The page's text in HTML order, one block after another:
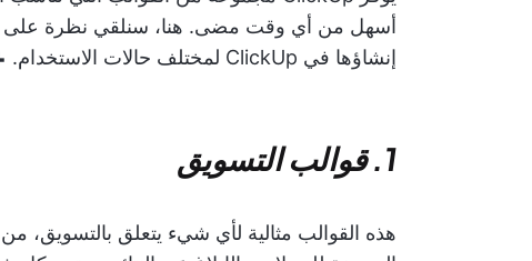
أسهل من أي وقت مضى. هنا، سنلقي نظرة على
إنشاؤها في ClickUp لمختلف حالات الاستخدام. 📝
1. قوالب التسويق
هذه القوالب مثالية لأي شيء يتعلق بالتسويق،